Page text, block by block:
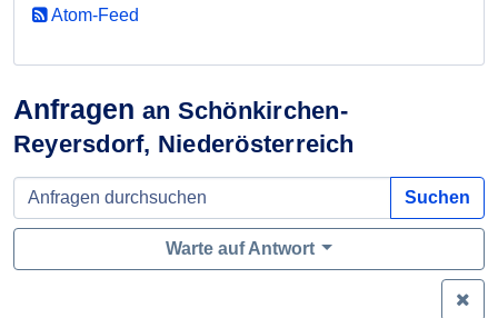
Anfragen an Schönkirchen-
Reyersdorf, Niederösterreich
Suchen
Warte auf Antwort
Atom-Feed